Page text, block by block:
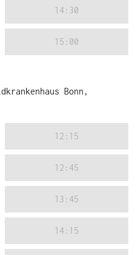
14:30
15:00
Bonn,
12:15
12:45
13:45
14:15